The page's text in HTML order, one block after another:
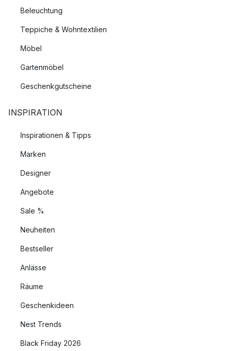
Beleuchtung
Teppiche & Wohntextilien
Möbel
Gartenmöbel
Geschenkgutscheine
INSPIRATION
Inspirationen & Tipps
Marken
Designer
Angebote
Sale %
Neuheiten
Bestseller
Anlässe
Räume
Geschenkideen
Nest Trends
Black Friday 2026